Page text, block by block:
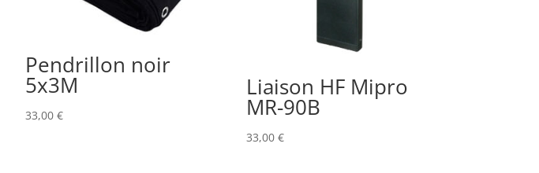
Pendrillon noir
5x3M
33,00 €
Liaison HF Mipro
MR-90B
33,00 €